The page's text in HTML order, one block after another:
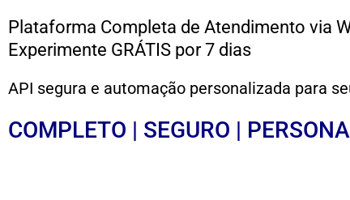
Plataforma Completa de Atendimento via
Experimente GRÁTIS por 7 dias
API segura e automação personalizada para
COMPLETO | SEGURO |